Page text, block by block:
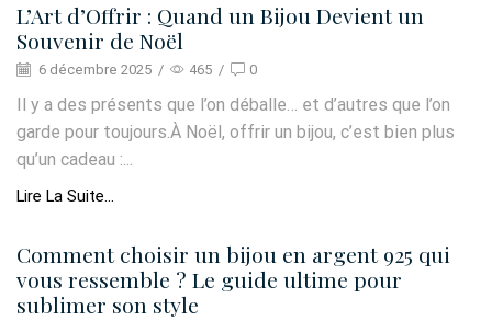
L’Art d’Offrir : Quand un Bijou Devient un
Souvenir de Noël
6 décembre 2025 / 465 / 0
Il y a des présents que l’on déballe… et d’autres que l’on
garde pour toujours.À Noël, offrir un bijou, c’est bien plus
qu’un cadeau :...
Lire La Suite...
Comment choisir un bijou en argent 925 qui
vous ressemble ? Le guide ultime pour
sublimer son style